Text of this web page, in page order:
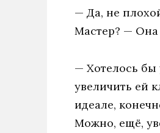
— Да, не
Мастер? — Она
— Хотелось бы
увеличить ей
идеале,
Можно, ещё,